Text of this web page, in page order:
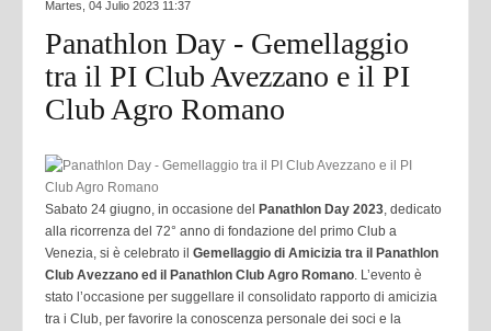
Martes, 04 Julio 2023 11:37
Panathlon Day - Gemellaggio
tra il PI Club Avezzano e il PI
Club Agro Romano
Sabato 24 giugno, in occasione del Panathlon Day 2023 , dedicato
alla ricorrenza del 72° anno di fondazione del primo Club a
Venezia, si è celebrato il Gemellaggio di Amicizia tra il Panathlon
Club Avezzano ed il Panathlon Club Agro Romano . L’evento è
stato l’occasione per suggellare il consolidato rapporto di amicizia
tra i Club, per favorire la conoscenza personale dei soci e la